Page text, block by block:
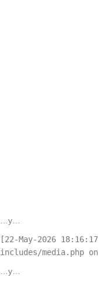
…y…
[22-May-2026
includes/media.php
…y…